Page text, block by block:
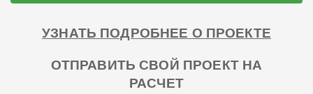
УЗНАТЬ ПОДРОБНЕЕ О ПРОЕКТЕ
ОТПРАВИТЬ СВОЙ ПРОЕКТ НА
РАСЧЕТ